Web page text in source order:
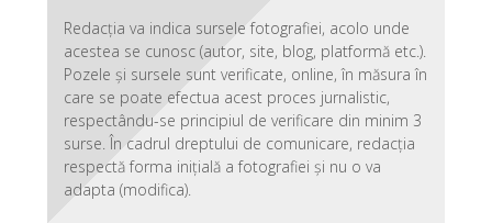
Redacția va indica sursele fotografiei, acolo unde
acestea se cunosc (autor, site, blog, platformă etc.).
Pozele și sursele sunt verificate, online, în măsura în
care se poate efectua acest proces jurnalistic,
respectându-se principiul de verificare din minim 3
surse. În cadrul dreptului de comunicare, redacția
respectă forma inițială a fotografiei și nu o va
adapta (modifica).